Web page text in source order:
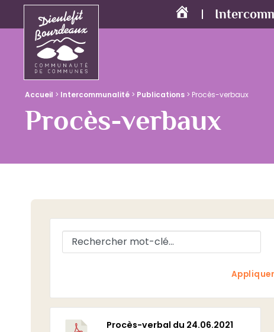
Accueil
Accueil > Intercommunalité > Publications > Procès-verbaux
Procès-verbaux
Procès-verbal du 24.06.2021